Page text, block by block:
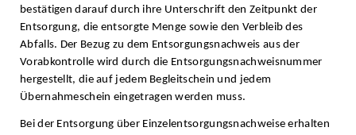
bestätigen darauf durch ihre Unterschrift den Zeitpunkt der
Entsorgung, die entsorgte Menge sowie den Verbleib des
Abfalls. Der Bezug zu dem Entsorgungsnachweis aus der
Vorabkontrolle wird durch die Entsorgungsnachweisnummer
hergestellt, die auf jedem Begleitschein und jedem
Übernahmeschein eingetragen werden muss.
Bei der Entsorgung über Einzelentsorgungsnachweise erhalten